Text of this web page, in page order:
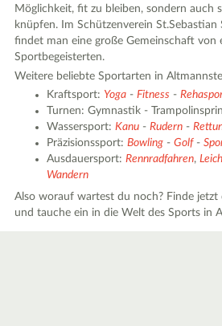
Möglichkeit, fit zu bleiben, sondern auch
knüpfen. Im Schützenverein
findet man eine große Gemeinschaft von
Sportbegeisterten.
Weitere beliebte Sportarten in
Kraftsport: Yoga -Fitness -
Turnen: Gymnastik -
Wassersport:Kanu -Rudern -
Präzisionssport:Bowling -Golf-
Ausdauersport:Rennradfahren,
Wandern
Also worauf wartest du noch? Finde jetzt
und tauche ein in die Welt des Sports in